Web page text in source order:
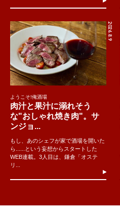
2026.8.9
ようこそ!俺酒場
肉汁と果汁に溺れそう
な"おしゃれ焼き肉"。サ
ンジョ...
もし、あのシェフが家で酒場を開いた
ら......という妄想からスタートした
WEB連載。3人目は、鎌倉「オステ
リ...